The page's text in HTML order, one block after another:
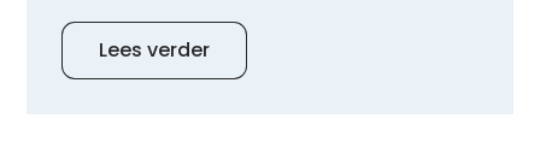
Lees verder